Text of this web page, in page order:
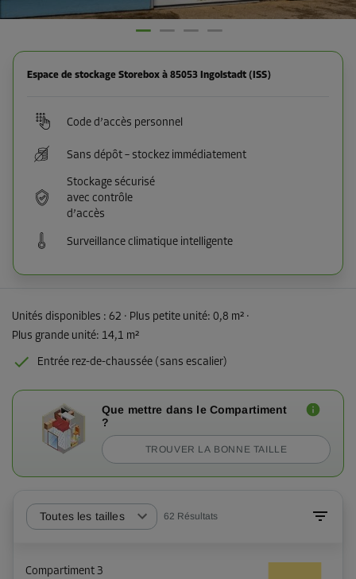
Espace de stockage Storebox à 85053 Ingolstadt (ISS)
Code d’accès personnel
Sans dépôt – stockez immédiatement
Stockage sécurisé
avec contrôle
d’accès
Surveillance climatique intelligente
Unités disponibles : 62 · Plus petite unité: 0,8 m² ·
Plus grande unité: 14,1 m²
Entrée rez-de-chaussée (sans escalier)
Que mettre dans le Compartiment
?
TROUVER LA BONNE TAILLE
Toutes les tailles 62 Résultats
Compartiment 3